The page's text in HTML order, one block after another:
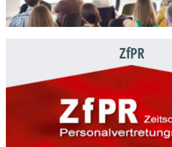
ZfPR